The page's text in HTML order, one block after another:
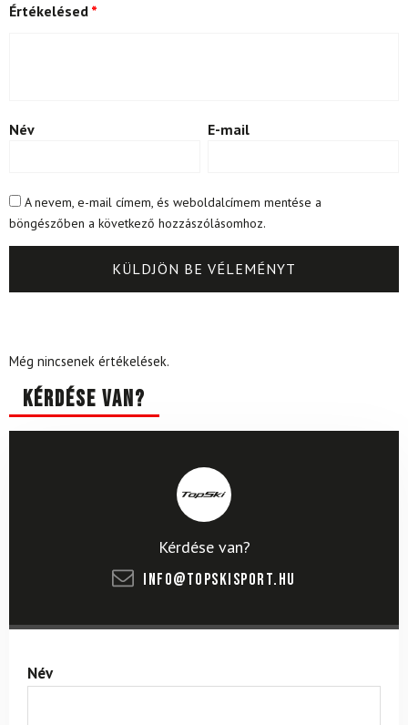
Értékelésed *
Név E-mail
A nevem, e-mail címem, és weboldalcímem mentése a
böngészőben a következő hozzászólásomhoz.
Még nincsenek értékelések.
Kérdése van?
Kérdése van?
info@topskisport.hu
Név